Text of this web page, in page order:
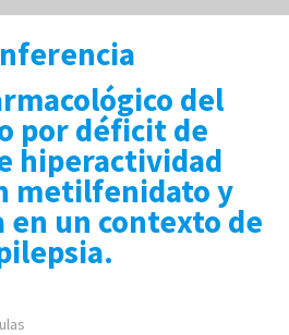
del
por déficit de
hiperactividad
metilfenidato y
un contexto de